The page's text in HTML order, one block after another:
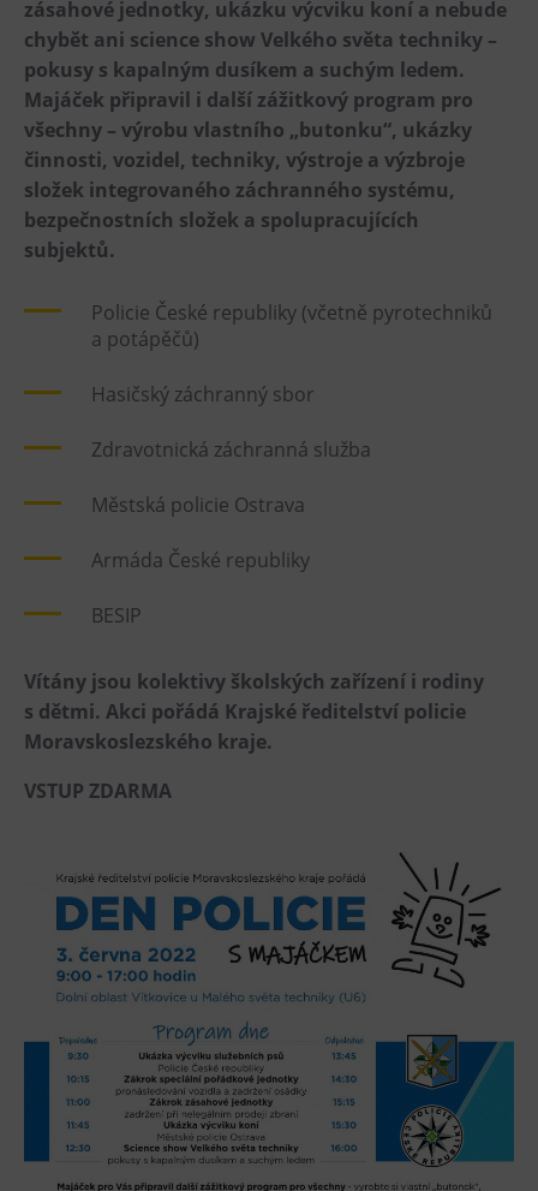
Heligonka
HopJump
Lezecká stěna
Národní zemědělské muzeum
Fajna Dilna
FUTUREUM
Dolní Vítkovice
Kavárna Velký Svět techniky
L’Osteria
Restaurace VP ART
CØKAFE Dolní Vítkovice
FUTURE café
Hotel VP1
Vila Liběna
Další
Narozeninové oslavy
Letní tábory
Tematické dárkové poukazy
zásahové jednotky, ukázku výcviku koní a nebude
chybět ani science show Velkého světa techniky –
pokusy s kapalným dusíkem a suchým ledem.
Majáček připravil i další zážitkový program pro
všechny – výrobu vlastního „butonku“, ukázky
činnosti, vozidel, techniky, výstroje a výzbroje
složek integrovaného záchranného systému,
bezpečnostních složek a spolupracujících
subjektů.
Policie České republiky (včetně pyrotechniků
a potápěčů)
Hasičský záchranný sbor
Zdravotnická záchranná služba
Městská policie Ostrava
Armáda České republiky
BESIP
Vítány jsou kolektivy školských zařízení i rodiny
s dětmi. Akci pořádá Krajské ředitelství policie
Moravskoslezského kraje.
VSTUP ZDARMA